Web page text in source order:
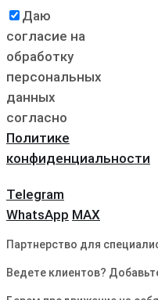
Даю
согласие на
обработку
персональных
данных
согласно
Политике
конфиденциальности
Telegram
WhatsApp MAX
Партнерство для
Ведете клиентов?